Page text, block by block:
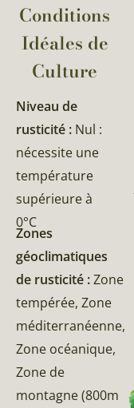
Conditions
Idéales de
Culture
Niveau de
rusticité : Nul :
nécessite une
température
supérieure à
0°C
Zones
géoclimatiques
de rusticité :Zone
tempérée, Zone
méditerranéenne,
Zone océanique,
Zone de
montagne (800m